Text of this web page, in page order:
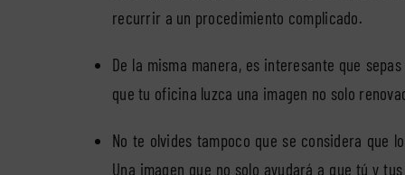
recurrir a un procedimiento complicado.
De la misma manera, es interesante que
que tu oficina luzca una imagen no solo
No te olvides tampoco que se considera que
Una imagen que no solo ayudará a que tú y